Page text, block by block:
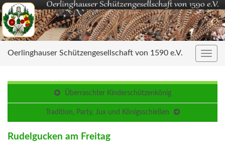
Oerlinghauser Schützengesellschaft von 1590 e.V.
Überraschter Kinderschützenkönig
Tradition, Party, Jux und Königsschießen
Rudelgucken am Freitag